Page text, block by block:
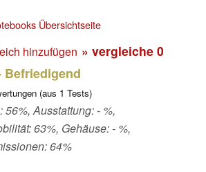
Übersichtseite
hinzufügen » vergleiche 0
Befriedigend
(aus 1 Tests)
Ausstattung: - %,
63%, Gehäuse: - %,
64%